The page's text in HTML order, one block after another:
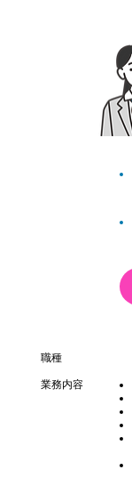
職種
業務内容